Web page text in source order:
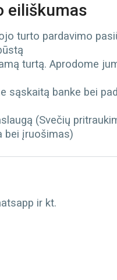
eiliškumas
turto pardavimo
turtą. Aprodome
sąskaitą banke bei
(Svečių
bei įruošimas)
ir kt.